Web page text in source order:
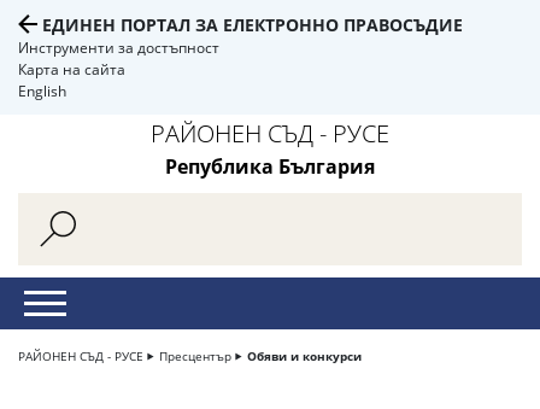
ЕДИНЕН ПОРТАЛ ЗА ЕЛЕКТРОННО ПРАВОСЪДИЕ
Инструменти за достъпност
Карта на сайта
English
РАЙОНЕН СЪД - РУСЕ
Република България
РАЙОНЕН СЪД - РУСЕ Пресцентър Обяви и конкурси